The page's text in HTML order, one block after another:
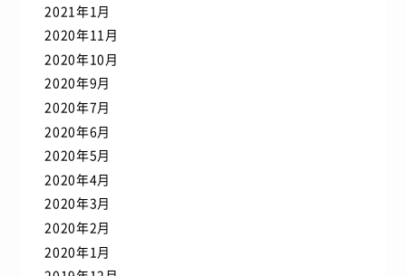
2021年1月
2020年11月
2020年10月
2020年9月
2020年7月
2020年6月
2020年5月
2020年4月
2020年3月
2020年2月
2020年1月